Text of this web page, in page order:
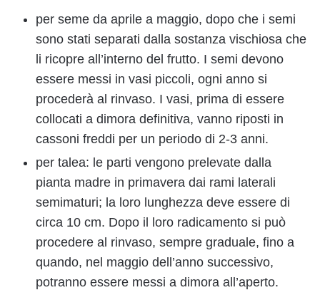
per seme da aprile a maggio, dopo che i semi
sono stati separati dalla sostanza vischiosa che
li ricopre all’interno del frutto. I semi devono
essere messi in vasi piccoli, ogni anno si
procederà al rinvaso. I vasi, prima di essere
collocati a dimora definitiva, vanno riposti in
cassoni freddi per un periodo di 2-3 anni.
per talea: le parti vengono prelevate dalla
pianta madre in primavera dai rami laterali
semimaturi; la loro lunghezza deve essere di
circa 10 cm. Dopo il loro radicamento si può
procedere al rinvaso, sempre graduale, fino a
quando, nel maggio dell’anno successivo,
potranno essere messi a dimora all’aperto.